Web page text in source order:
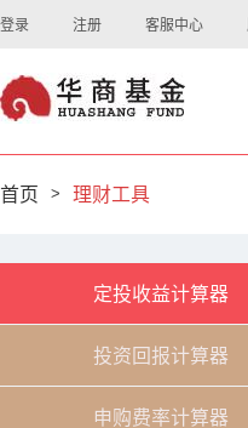
登录 注册 客服中心
首页 > 理财工具
定投收益计算器
投资回报计算器
申购费率计算器